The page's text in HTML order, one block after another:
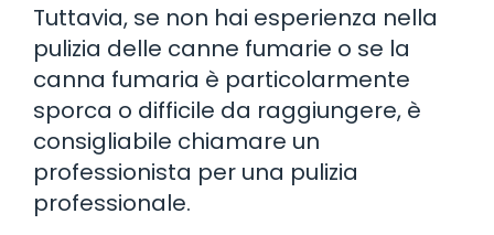
Tuttavia, se non hai esperienza nella
pulizia delle canne fumarie o se la
canna fumaria è particolarmente
sporca o difficile da raggiungere, è
consigliabile chiamare un
professionista per una pulizia
professionale.